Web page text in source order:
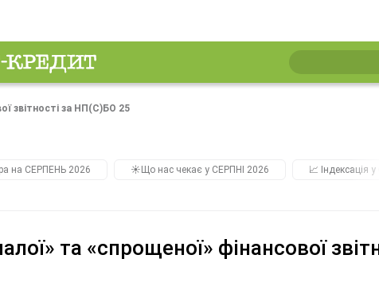
звітності за НП(С)БО 25
на СЕРПЕНЬ 2026 ☀️Що нас чекає у СЕРПНІ 2026 📈 Індексація у
та «спрощеної» фінансової